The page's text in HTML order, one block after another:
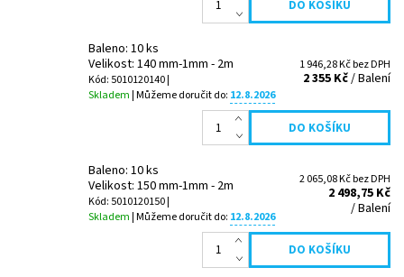
Baleno: 10 ks
Velikost: 140 mm-1mm - 2m
Kód: 5010120140 |
Skladem| Můžeme doručit do: 12.8.2026
1 946,28 Kč bez DPH
2 355 Kč/ Balení
Baleno: 10 ks
Velikost: 150 mm-1mm - 2m
Kód: 5010120150 |
Skladem | Můžeme doručit do: 12.8.2026
2 065,08 Kč bez DPH
2 498,75 Kč
/ Balení